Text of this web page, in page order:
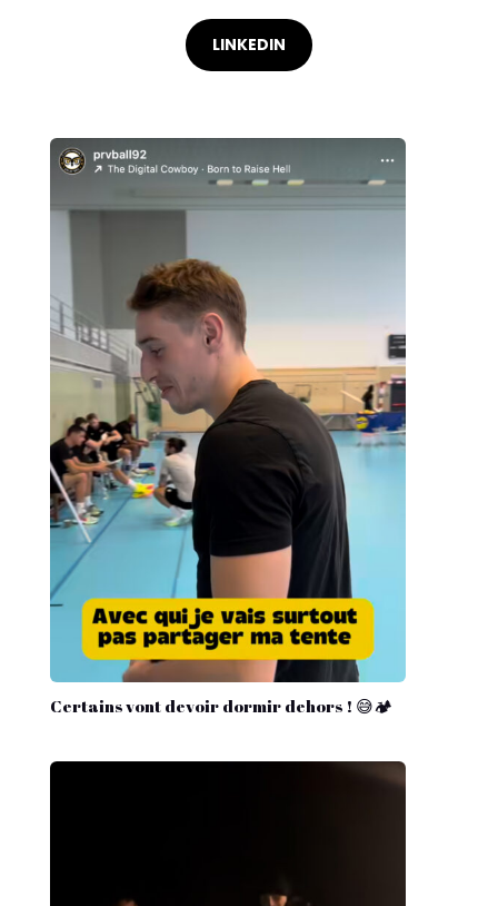
LINKEDIN
Certains vont devoir dormir dehors ! 😅🏕️